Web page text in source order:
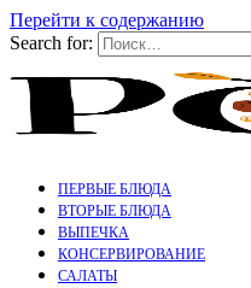
Перейти к содержанию
Search for:
ПЕРВЫЕ БЛЮДА
ВТОРЫЕ БЛЮДА
ВЫПЕЧКА
КОНСЕРВИРОВАНИЕ
САЛАТЫ